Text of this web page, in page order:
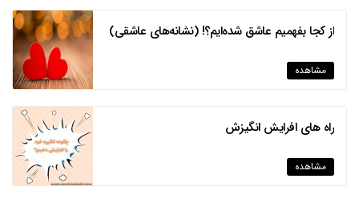
از کجا بفهمیم عاشق شده‌ایم؟! (نشانه‌های عاشقی)
مشاهده
راه های افرایش انگیزش
مشاهده